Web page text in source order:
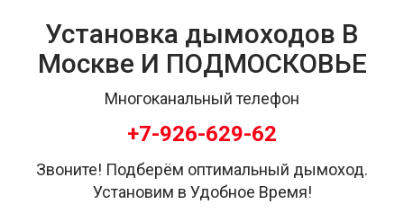
Установка дымоходов В
Москве И ПОДМОСКОВЬЕ
Многоканальный телефон
+7-926-629-62
Звоните! Подберём оптимальный дымоход.
Установим в Удобное Время!